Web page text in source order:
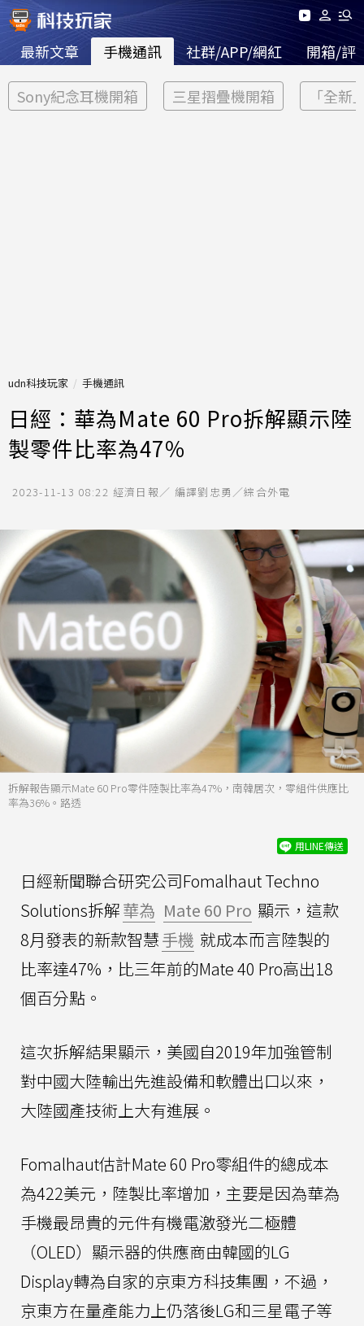
最新文章 手機通訊 社群/APP/網紅 開箱/評
Sony紀念耳機開箱 三星摺疊機開箱 「全新
udn科技玩家 手機通訊
日經：華為Mate 60 Pro拆解顯示陸
製零件比率為47％
2023-11-13 08:22 經濟日報／ 編譯劉忠勇／綜合外電
拆解報告顯示Mate 60 Pro零件陸製比率為47%，南韓居次，零組件供應比
率為36%。路透
用LINE傳送
日經新聞聯合研究公司Fomalhaut Techno
Solutions拆解華為 Mate 60 Pro 顯示，這款
8月發表的新款智慧手機 就成本而言陸製的
比率達47%，比三年前的Mate 40 Pro高出18
個百分點。
這次拆解結果顯示，美國自2019年加強管制
對中國大陸輸出先進設備和軟體出口以來，
大陸國產技術上大有進展。
Fomalhaut估計Mate 60 Pro零組件的總成本
為422美元，陸製比率增加，主要是因為華為
手機最昂貴的元件有機電激發光二極體
（OLED）顯示器的供應商由韓國的LG
Display轉為自家的京東方科技集團，不過，
京東方在量產能力上仍落後LG和三星電子等